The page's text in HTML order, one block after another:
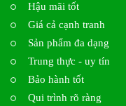
Hậu mãi tốt
Giá cả cạnh tranh
Sản phẩm đa dạng
Trung thực - uy tín
Bảo hành tốt
Qui trình rõ ràng